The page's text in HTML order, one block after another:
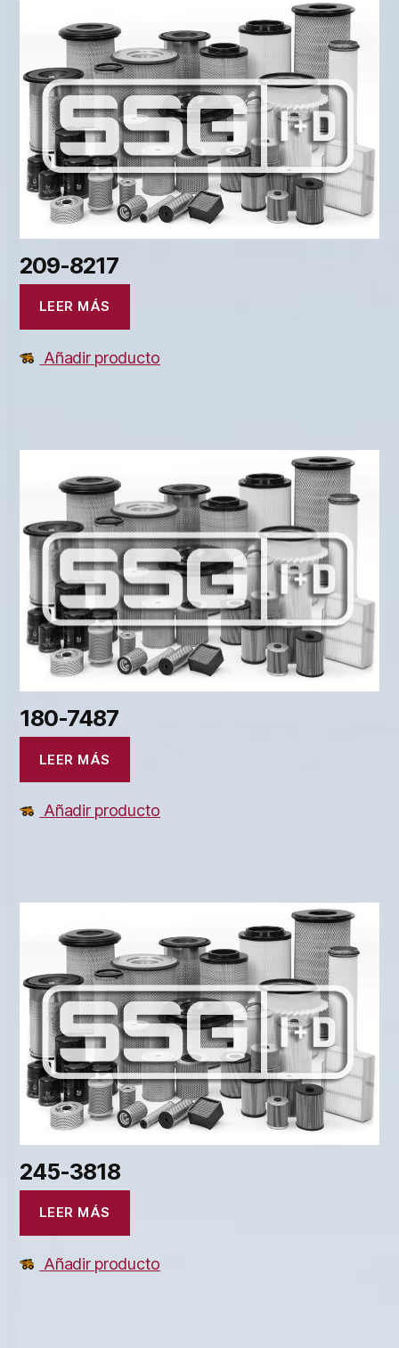
209-8217
LEER MÁS
Añadir producto
180-7487
LEER MÁS
Añadir producto
245-3818
LEER MÁS
Añadir producto